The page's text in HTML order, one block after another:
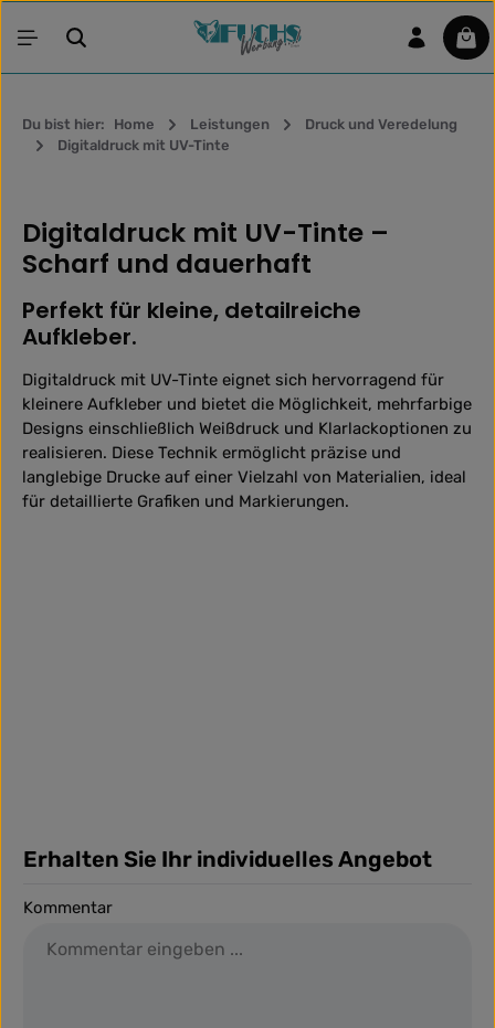
Zum Hauptinhalt springen
Du bist hier: Home Leistungen
Druck und Veredelung
Digitaldruck mit UV-Tinte
Digitaldruck mit UV-Tinte –
Scharf und dauerhaft
Perfekt für kleine, detailreiche
Aufkleber.
Digitaldruck mit UV-Tinte eignet sich hervorragend für
kleinere Aufkleber und bietet die Möglichkeit, mehrfarbige
Designs einschließlich Weißdruck und Klarlackoptionen zu
realisieren. Diese Technik ermöglicht präzise und
langlebige Drucke auf einer Vielzahl von Materialien, ideal
für detaillierte Grafiken und Markierungen.
Erhalten Sie Ihr individuelles Angebot
Kommentar